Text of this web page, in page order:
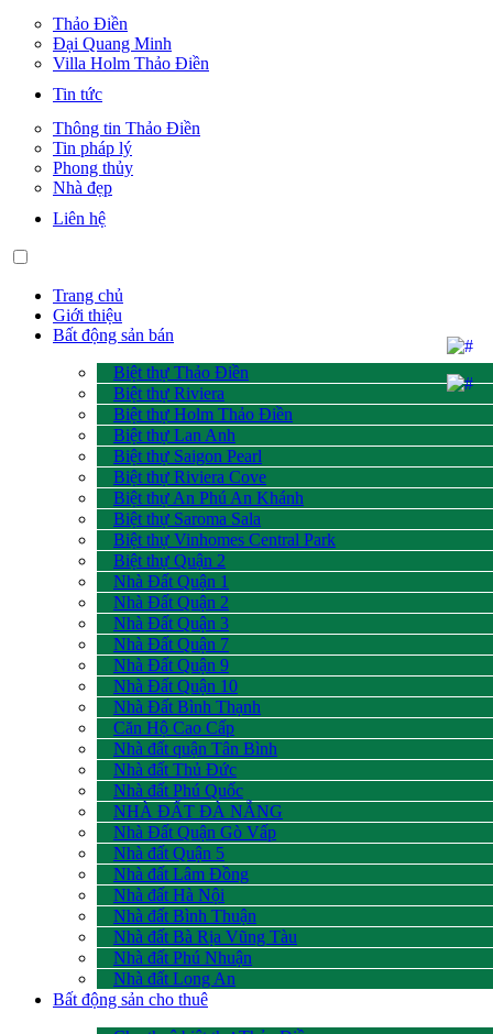
Thảo Điền
Đại Quang Minh
Villa Holm Thảo Điền
Tin tức
Thông tin Thảo Điền
Tin pháp lý
Phong thủy
Nhà đẹp
Liên hệ
Trang chủ
Giới thiệu
Bất động sản bán
Biệt thự Thảo Điền
Biệt thự Riviera
Biệt thự Holm Thảo Điền
Biệt thự Lan Anh
Biệt thự Saigon Pearl
Biệt thự Riviera Cove
Biệt thự An Phú An Khánh
Biệt thự Saroma Sala
Biệt thự Vinhomes Central Park
Biệt thự Quận 2
Nhà Đất Quận 1
Nhà Đất Quận 2
Nhà Đất Quận 3
Nhà Đất Quận 7
Nhà Đất Quận 9
Nhà Đất Quận 10
Nhà Đất Bình Thạnh
Căn Hộ Cao Cấp
Nhà đất quận Tân Bình
Nhà đất Thủ Đức
Nhà đất Phú Quốc
NHÀ ĐẤT ĐÀ NẴNG
Nhà Đất Quận Gò Vấp
Nhà đất Quận 5
Nhà đất Lâm Đồng
Nhà đất Hà Nội
Nhà đất Bình Thuận
Nhà đất Bà Rịa Vũng Tàu
Nhà đất Phú Nhuận
Nhà đất Long An
Bất động sản cho thuê